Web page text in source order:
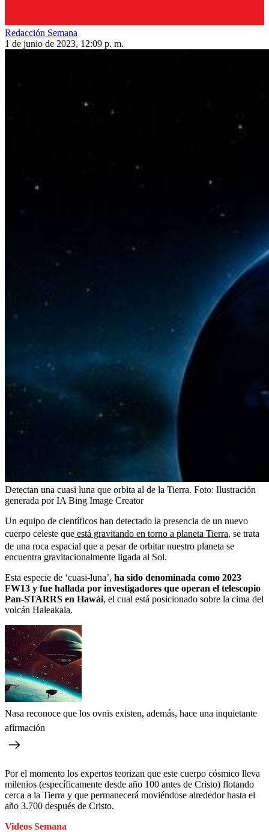
Redacción Semana
1 de junio de 2023, 12:09 p. m.
Detectan una cuasi luna que orbita al de la Tierra. Foto: Ilustración
generada por IA Bing Image Creator
Un equipo de científicos han detectado la presencia de un nuevo
cuerpo celeste que está gravitando en torno a planeta Tierra, se trata
de una roca espacial que a pesar de orbitar nuestro planeta se
encuentra gravitacionalmente ligada al Sol.
Esta especie de ‘cuasi-luna’, ha sido denominada como 2023
FW13 y fue hallada por investigadores que operan el telescopio
Pan-STARRS en Hawái, el cual está posicionado sobre la cima del
volcán Haleakala.
Nasa reconoce que los ovnis existen, además, hace una inquietante
afirmación
Por el momento los expertos teorizan que este cuerpo cósmico lleva
milenios (específicamente desde año 100 antes de Cristo) flotando
cerca a la Tierra y que permanecerá moviéndose alrededor hasta el
año 3.700 después de Cristo.
Videos Semana